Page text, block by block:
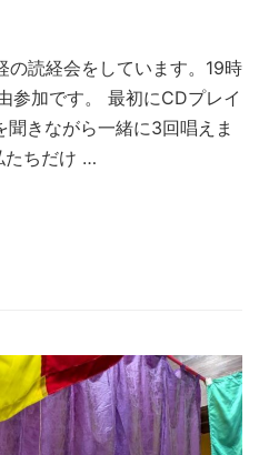
の読経会をしています。19時
参加です。 最初にCDプレイ
きながら一緒に3回唱えま
たちだけ …